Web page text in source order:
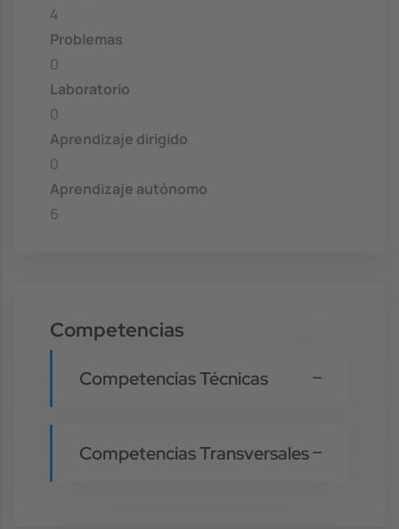
4
Problemas
0
Laboratorio
0
Aprendizaje dirigido
0
Aprendizaje autónomo
6
Competencias
Competencias Técnicas
Competencias Transversales